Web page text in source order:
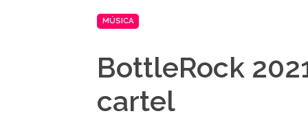
MÚSICA
BottleRock
cartel